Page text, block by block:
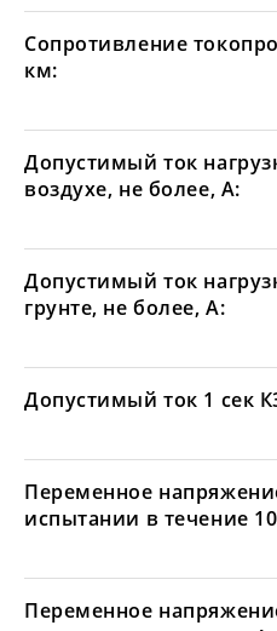
Сопротивление
км:
Допустимый ток
воздухе, не более, А:
Допустимый ток
грунте, не более, А:
Допустимый ток 1 сек
Переменное
испытании в течение
Переменное